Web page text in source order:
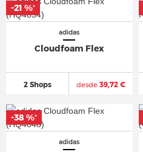
adidas
Cloudfoam Flex
2 Shops desde39,72 €
-21 %*
adidas
-38 %*